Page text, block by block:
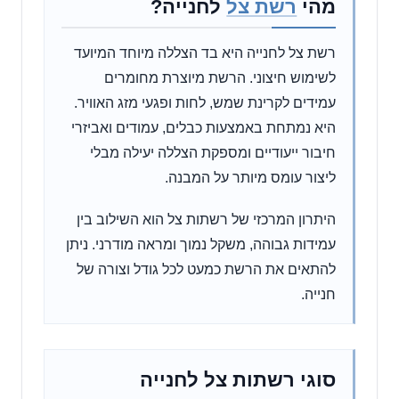
מהי רשת צללחנייה?
רשת צל לחנייה היא בד הצללה מיוחד המיועד
לשימוש חיצוני. הרשת מיוצרת מחומרים
עמידים לקרינת שמש, לחות ופגעי מזג האוויר.
היא נמתחת באמצעות כבלים, עמודים ואביזרי
חיבור ייעודיים ומספקת הצללה יעילה מבלי
ליצור עומס מיותר על המבנה.
היתרון המרכזי של רשתות צל הוא השילוב בין
עמידות גבוהה, משקל נמוך ומראה מודרני. ניתן
להתאים את הרשת כמעט לכל גודל וצורה של
חנייה.
סוגי רשתות צל לחנייה